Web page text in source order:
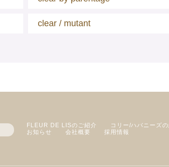
clear / mutant
FLEUR DE LISのご紹介 コリー/ハバニーズ
お知らせ
会社概要 採用情報